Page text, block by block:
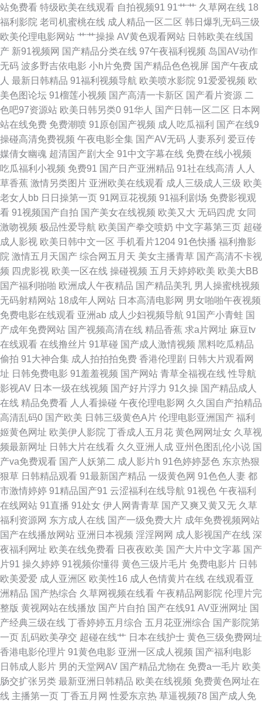
瑟瑟瑟无码97 影音先锋三级 国产久久精品 欧美日www 熟女视频操逼网站
韩日一本道 欧美四级 无码免费11p 91ncom处女 A片网站入口 国产VA在线
久久偷精品 色色日韩 91fuli在线 www人人肏 国产91视 玖玖爽A 日本抠逼视
频网站 午夜免费体验 91九色韩国 草草影院韩国 国内AV草逼影视 青青草福
利导航 午夜免费电影 91色蝌蚪 成人无码一区 久草视频在线毛片 欧洲色久
婷婷爱香蕉 最新AV站 Av欧美日韩 高清视频1区2区 日韩字幕中文 97超碰超
碰窝窝 久草热久操 午夜激情福利 91九色熟女旧板 国产ts在线观看 九一激情
影院 欧亚另类综合 亚洲素人自拍 黄色91色情 人妖操男人黄色 91蜜桃网址
超碰碰中文 狠狠退福利视频 日韩女同另类 91探花入口 超碰卧艹 韩日中AV
网址 影视先锋色AV 白丝喷水后入 韩日中文三级在线 欧美肏屄色片 亚洲龙1
级a片 99福利导航微拍 国产TS一区 久久亚洲素人 日本在线A√ 俺去啦俺去操
欧美第一页导航 婷婷色色性爱五月 白丝在线电影91 国产三级免费版权 韩国
性爱大片 伊人另类色色综合 www99久热 久草影片 日日爱影院 91精品视频
网 超碰夫妻啪啪啪 精品视频初夜在线 日本操片 亚洲韩国无码 99超碰日本
国产浮力 日韩岛国无码 91福利网站导航 第一福利色导 免费看91视频 色色爽
成人精品 18视频网站 超碰人人c 黄色美女视频 欧美亚州国产 午夜专区 AV午
夜福利导航 成人蝌蚪 日韩综合色网 51欧美色图 激情在线QVD 午夜性激情
91亚洲 国产精品第八区 蜜桃精品一 天天天天艹 91色伦理 欧美胖老太BβW
伊人综合影院AV 豆花社区在线观看 麻豆一二三区A 午夜免费体验 91网站传
媒 国产成人性爱午夜 男人资源avtt 网站91视频 国产韩日精品黄色 欧美妇岳
淫伦视频 亚洲韩国无码 超碰97福利合集 久久露脸视频 日韩字幕在线观看 91
大神视频免费 超碰亚洲免费 婷婷六月天电影 国伦精伦品 性爱射精福利社 TS
人妖调教 韩日探花影视 欧美一级A片视频 亚洲图片欧美色图 A片播放 后入美
女的网站 日韩毛片网站 91福利专区 国产精品成年 欧美色图综合网 香蕉伊人
站免费看 特级欧美在线观看 自拍视频91 91艹艹 久草网在线 18
福利影院 老司机蜜桃在线 成人精品一区二区 韩日爆乳无码三级
欧美伦理电影网站 艹艹操操 AV黄色观看网站 日韩欧美在线国
产 新91视频网 国产精品分类在线 97午夜福利视频 岛国AV动作
无码 波多野吉依电影 小h片免费 国产精品色色视屏 国产午夜成
人 最新日韩精品 91福利视频导航 欧美喷水影院 91爱爱视频 欧
美色图论坛 91榴莲小视频 国产高清一卡新区 国产看片资源 二
色吧97资源站 欧美日韩另类0 91华人 国产日韩一区二区 日本网
站在线免费 免费潮喷 91原创国产视频 成人吃瓜福利 国产在线9
操碰高清免费视频 午夜电影全集 国产AV无码 人妻系列 爱豆传
媒倩女幽魂 超清国产剧大全 91中文字幕在线 免费在线小视频
吃瓜福利小视频 免费91 国产日产亚洲精品 91社在线高清 人人
草香蕉 激情另类图片 亚洲欧美在线观看 成人三级成人三级 欧美
老女人bb 日日操第一页 91网豆花视频 91福利剧场 免费影视观
看 91视频国产自拍 国产美女在线视频 欧美又大 无码四虎 女同
激吻视频 极品性爱导航 欧美国产拳交喷奶 中文字幕第三页 超碰
成人影视 欧美日韩中文一区 手机看片1204 91色快播 福利撸影
院 激情五月天国产 综合网五月天 美女主播青草 国产高清不卡视
频 四虎影视 欧美一区在线 操碰视频 五月天婷婷欧美 欧美大BB
国产福利啪啪 欧洲成人午夜精品 国产精品美乳 男人操蜜桃视频
无码射精网站 18成年人网站 日本高清电影网 男女啪啪午夜视频
免费电影在线观看 亚洲ab 成人少妇视频导航 91国产小青蛙 国
产成年免费网站 国产视频高清在线 精品香蕉 求a片网址 麻豆tv
在线观看 在线撸丝片 91草碰 国产成人激情视频 黑料吃瓜精品
偷拍 91大神合集 成人拍拍拍免费 香港伦理剧 日韩大片观看网
址 日韩免费电影 91羞羞视频 国产网站 青草全福视在线 性导航
影视AV 日本一级在线视频 国产好片浮力 91久操 国产精品成人
在线 精品免费看 人人看操碰 午夜伦理电影网 久久国自产拍精品
高清乱码0 国产欧美 日韩三级黄色A片 伦理电影亚洲国产 福利
姬黄色网址 欧美伊人影院 丁香成人五月花 黄色网网址女 久草视
频最新网址 日韩大片在线看 久久亚洲人成 亚州色图乱伦小说 国
产va免费观看 国产人妖第二 成人影片h 91色婷婷瑟色 东京热狠
狠草 日韩精品观看 91最新国产精品 一级黄色网 91色色人妻 都
市激情婷婷 91精品国产91 云涩福利在线导航 91视色 午夜福利
在线网站 91直播 91处女 伊人网青青草 国产又爽又黄又无 久草
福利资源网 东方成人在线 国产一级免费大片 成年免费视频网站
国产在线播放网站 亚洲日本视频 淫淫网网 成人影视国产在线 深
夜福利网址 欧美在线免费看 日夜夜欧美 国产大片中文字幕 国产
片91 操久婷婷 91视频你懂得 黄色三级片毛片 免费电影片 日韩
欧美爱爱 成人亚洲区 欧美性16 成人色情黄片在线 在线观看亚
洲精品 国产热综合 久草网视频在线看 午夜精品网影院 伦理片完
整版 黄视网站在线播放 国产片自拍 国产在线91 AV亚洲网址 国
产经典三级在线 丁香婷婷五月综合 五月花亚洲综合 国产影院第
一页 乱码欧美孕交 超碰在线艹 日本在线护士 黄色三级免费网址
香港电影伦理片 91黄色电影 亚洲一区成人视频 国产福利电影
日韩成人影片 男的天堂网AV 国产精品尤物在 免费a一毛片 欧美
肠交扩张另类 最新亚洲日韩精品 欧美在线视频 免费黄色网址在
线 主播第一页 丁香五月网 性爱东京热 草逼视频78 国产成人免